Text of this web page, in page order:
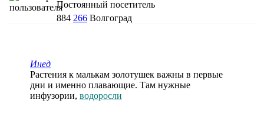
Постоянный посетитель
884 266 Волгоград
Инед
Растения к малькам золотушек важны в первые
дни и именно плавающие. Там нужные
инфузории, водоросли